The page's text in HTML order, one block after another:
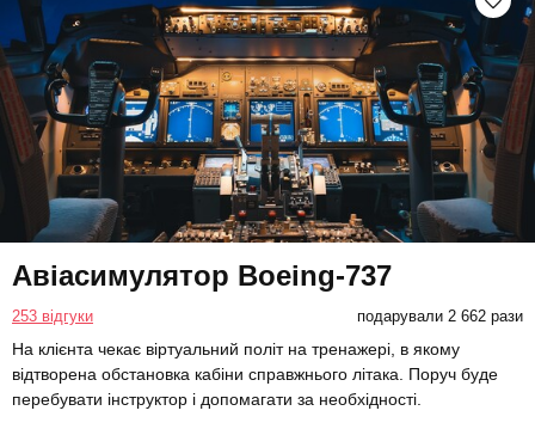
Авіасимулятор Boeing-737
253 відгуки подарували 2 662 рази
На клієнта чекає віртуальний політ на тренажері, в якому
відтворена обстановка кабіни справжнього літака. Поруч буде
перебувати інструктор і допомагати за необхідності.